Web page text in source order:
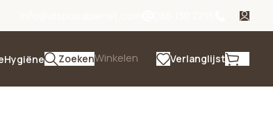
Hygiëne ZoekenWinkelen Verlanglijst